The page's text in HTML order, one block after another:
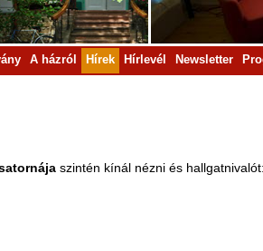
A házról Hírek Hírlevél Newsletter
szintén kínál nézni és